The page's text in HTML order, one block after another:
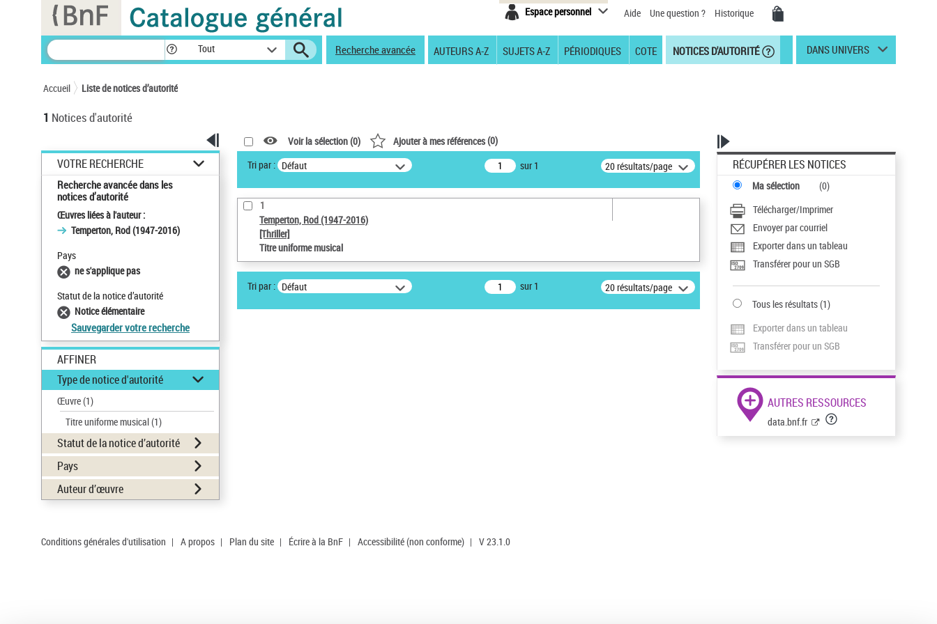
Espace personnel Aide Une question ? Historique
Tout Recherche avancée AUTEURS A-Z SUJETS A-Z PÉRIODIQUES COTE NOTICES D'AUTORITÉ DANS UNIVERS
Accueil Liste de notices d’autorité
1 Notices d'autorité
VOTRE RECHERCHE
Recherche avancée dans les
notices d’autorité
Œuvres liées à l'auteur :
Temperton, Rod (1947-2016)
Pays
ne s'applique pas
Statut de la notice d’autorité
Notice élémentaire
Sauvegarder votre recherche
AFFINER
Type de notice d'autorité
Œuvre(1)
Titre uniforme musical(1)
Statut de la notice d’autorité
Pays
Auteur d’œuvre
Voir la sélection (0) Ajouter à mes références(0)
Tri par : Défaut sur 1 20 résultats/page
1
Temperton, Rod (1947-2016)
[Thriller]
Titre uniforme musical
Tri par : Défaut sur 1 20 résultats/page
RÉCUPÉRER LES NOTICES
Ma sélection (0)
Télécharger/Imprimer
Envoyer par courriel
Exporter dans un tableau
Transférer pour un SGB
Tous les résultats(1)
Exporter dans un tableau
Transférer pour un SGB
AUTRES RESSOURCES
data.bnf.fr
Conditions générales d'utilisation | A propos | Plan du site | Écrire à la BnF | Accessibilité (non conforme) | V 23.1.0
Panneau de gestion des cookies